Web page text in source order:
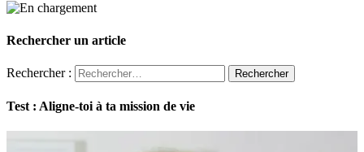
Rechercher un article
Rechercher :
Test : Aligne-toi à ta mission de vie